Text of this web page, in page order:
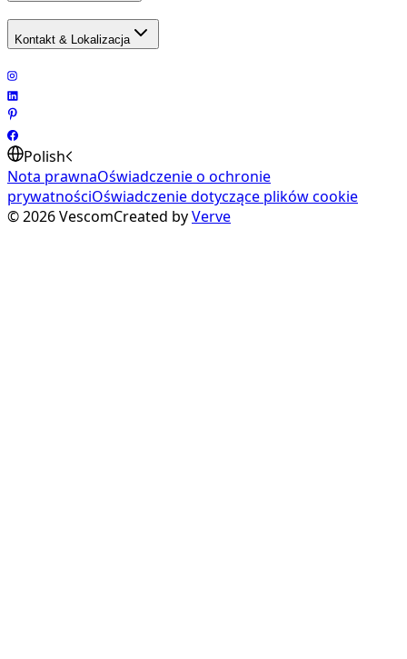
Kontakt & Lokalizacja
Polish
Nota prawnaOświadczenie o ochronie
prywatnościOświadczenie dotyczące plików cookie
©2026VescomCreated byVerve